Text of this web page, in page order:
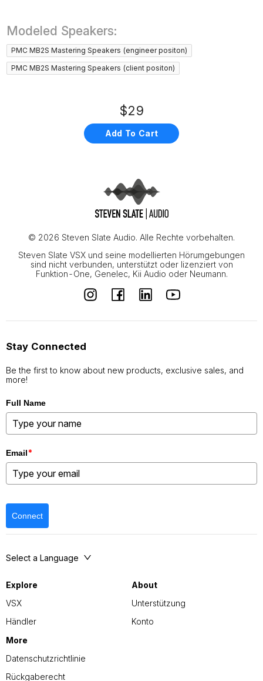
Modeled Speakers:
PMC MB2S Mastering Speakers (engineer positon)
PMC MB2S Mastering Speakers (client positon)
$29
Add To Cart
© 2026 Steven Slate Audio. Alle Rechte vorbehalten.
Steven Slate VSX und seine modellierten Hörumgebungen
sind nicht verbunden, unterstützt oder lizenziert von
Funktion-One, Genelec, Kii Audio oder Neumann.
Explore
VSX
Händler
About
Unterstützung
Konto
More
Datenschutzrichtlinie
Rückgaberecht
Select a Language
Stay Connected
Be the first to know about new products, exclusive sales, and
more!
Full Name
Email*
Connect